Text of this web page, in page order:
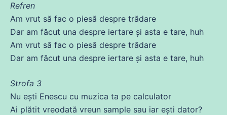
Refren
Am vrut să fac o piesă despre trădare
Dar am făcut una despre iertare și asta e tare, huh
Am vrut să fac o piesă despre trădare
Dar am făcut una despre iertare și asta e tare, huh
Strofa 3
Nu ești Enescu cu muzica ta pe calculator
Ai plătit vreodată vreun sample sau iar ești dator?